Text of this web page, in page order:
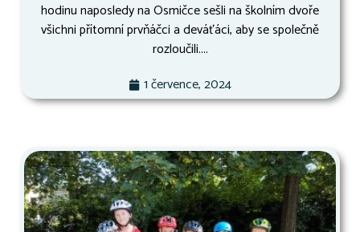
hodinu naposledy na Osmičce sešli na školním dvoře
všichni přítomní prvňáčci a deváťáci, aby se společně
rozloučili....
1 července, 2024